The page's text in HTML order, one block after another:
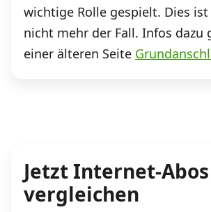
wichtige Rolle gespielt. Dies
nicht mehr der Fall. Infos dazu
einer älteren Seite
Jetzt Internet-Abos
vergleichen